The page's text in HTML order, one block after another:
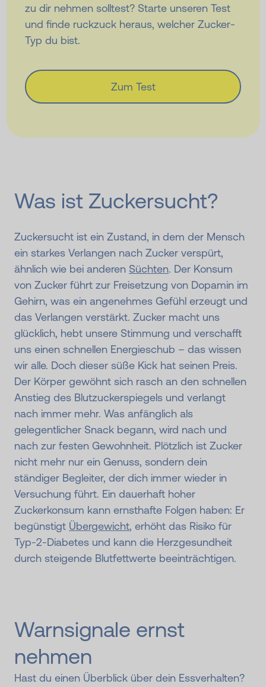
zu dir nehmen solltest? Starte unseren Test
und finde ruckzuck heraus, welcher Zucker-
Typ du bist.
Zum Test
Was ist Zucker­sucht?
Zuckersucht ist ein Zustand, in dem der Mensch
ein starkes Verlangen nach Zucker verspürt,
ähnlich wie bei anderen Süchten. Der Konsum
von Zucker führt zur Freisetzung von Dopamin im
Gehirn, was ein angenehmes Gefühl erzeugt und
das Verlangen verstärkt. Zucker macht uns
glücklich, hebt unsere Stimmung und verschafft
uns einen schnellen Energieschub – das wissen
wir alle. Doch dieser süße Kick hat seinen Preis.
Der Körper gewöhnt sich rasch an den schnellen
Anstieg des Blutzuckerspiegels und verlangt
nach immer mehr. Was anfänglich als
gelegentlicher Snack begann, wird nach und
nach zur festen Gewohnheit. Plötzlich ist Zucker
nicht mehr nur ein Genuss, sondern dein
ständiger Begleiter, der dich immer wieder in
Versuchung führt. Ein dauerhaft hoher
Zuckerkonsum kann ernsthafte Folgen haben: Er
begünstigt Übergewicht, erhöht das Risiko für
Typ-2-Diabetes und kann die Herzgesundheit
durch steigende Blutfettwerte beeinträchtigen.
Warnsignale ernst
nehmen
Hast du einen Überblick über dein Essverhalten?